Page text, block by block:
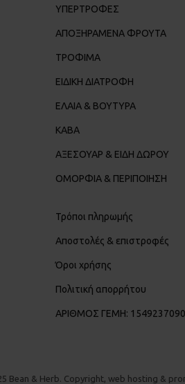
ΥΠΕΡΤΡΟΦΕΣ
ΑΠΟΞΗΡΑΜΕΝΑ ΦΡΟΥΤΑ
ΤΡΟΦΙΜΑ
ΕΙΔΙΚΗ ΔΙΑΤΡΟΦΗ
ΕΛΑΙΑ & ΒΟΥΤΥΡΑ
ΚΑΒΑ
ΑΞΕΣΟΥΑΡ & ΕΙΔΗ ΔΩΡΟΥ
ΟΜΟΡΦΙΑ & ΠΕΡΙΠΟΙΗΣΗ
Τρόποι πληρωμής
Αποστολές & επιστροφές
Όροι χρήσης
Πολιτική απορρήτου
ΑΡΙΘΜΟΣ ΓΕΜΗ:
Bean & Herb. Copyright, web hosting &